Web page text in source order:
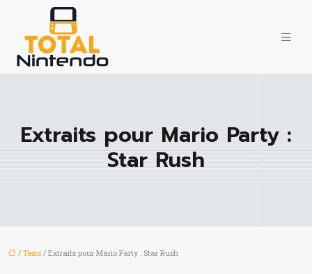
Extraits pour Mario Party :
Star Rush
/ Tests / Extraits pour Mario Party : Star Rush